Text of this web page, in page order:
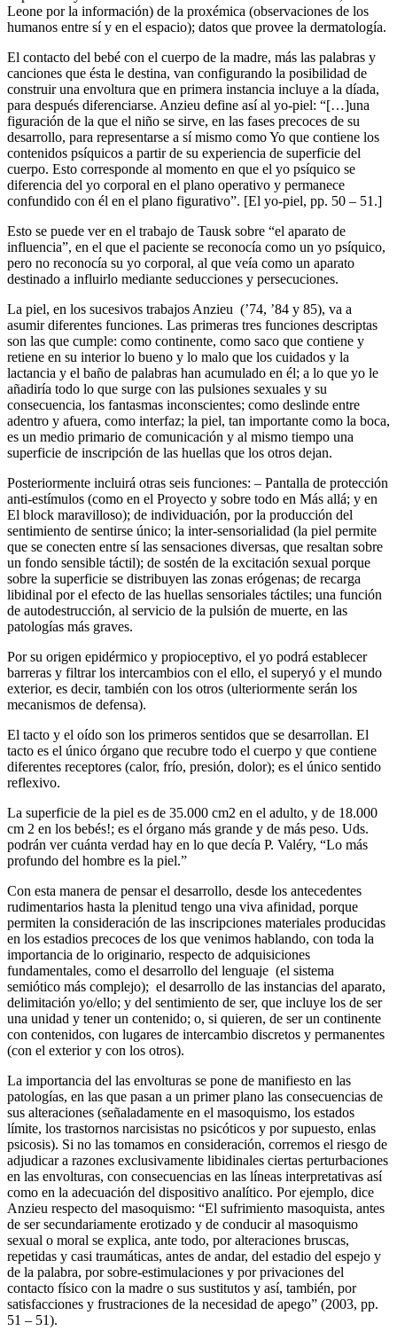
Leone por la información) de la proxémica (observaciones de los
humanos entre sí y en el espacio); datos que provee la dermatología.
El contacto del bebé con el cuerpo de la madre, más las palabras y
canciones que ésta le destina, van configurando la posibilidad de
construir una envoltura que en primera instancia incluye a la díada,
para después diferenciarse. Anzieu define así al yo-piel: “[…]una
figuración de la que el niño se sirve, en las fases precoces de su
desarrollo, para representarse a sí mismo como Yo que contiene los
contenidos psíquicos a partir de su experiencia de superficie del
cuerpo. Esto corresponde al momento en que el yo psíquico se
diferencia del yo corporal en el plano operativo y permanece
confundido con él en el plano figurativo”. [El yo-piel, pp. 50 – 51.]
Esto se puede ver en el trabajo de Tausk sobre “el aparato de
influencia”, en el que el paciente se reconocía como un yo psíquico,
pero no reconocía su yo corporal, al que veía como un aparato
destinado a influirlo mediante seducciones y persecuciones.
La piel, en los sucesivos trabajos Anzieu (’74, ’84 y 85), va a
asumir diferentes funciones. Las primeras tres funciones descriptas
son las que cumple: como continente, como saco que contiene y
retiene en su interior lo bueno y lo malo que los cuidados y la
lactancia y el baño de palabras han acumulado en él; a lo que yo le
añadiría todo lo que surge con las pulsiones sexuales y su
consecuencia, los fantasmas inconscientes; como deslinde entre
adentro y afuera, como interfaz; la piel, tan importante como la boca,
es un medio primario de comunicación y al mismo tiempo una
superficie de inscripción de las huellas que los otros dejan.
Posteriormente incluirá otras seis funciones: – Pantalla de protección
anti-estímulos (como en el Proyecto y sobre todo en Más allá; y en
El block maravilloso); de individuación, por la producción del
sentimiento de sentirse único; la inter-sensorialidad (la piel permite
que se conecten entre sí las sensaciones diversas, que resaltan sobre
un fondo sensible táctil); de sostén de la excitación sexual porque
sobre la superficie se distribuyen las zonas erógenas; de recarga
libidinal por el efecto de las huellas sensoriales táctiles; una función
de autodestrucción, al servicio de la pulsión de muerte, en las
patologías más graves.
Por su origen epidérmico y propioceptivo, el yo podrá establecer
barreras y filtrar los intercambios con el ello, el superyó y el mundo
exterior, es decir, también con los otros (ulteriormente serán los
mecanismos de defensa).
El tacto y el oído son los primeros sentidos que se desarrollan. El
tacto es el único órgano que recubre todo el cuerpo y que contiene
diferentes receptores (calor, frío, presión, dolor); es el único sentido
reflexivo.
La superficie de la piel es de 35.000 cm2 en el adulto, y de 18.000
cm 2 en los bebés!; es el órgano más grande y de más peso. Uds.
podrán ver cuánta verdad hay en lo que decía P. Valéry, “Lo más
profundo del hombre es la piel.”
Con esta manera de pensar el desarrollo, desde los antecedentes
rudimentarios hasta la plenitud tengo una viva afinidad, porque
permiten la consideración de las inscripciones materiales producidas
en los estadios precoces de los que venimos hablando, con toda la
importancia de lo originario, respecto de adquisiciones
fundamentales, como el desarrollo del lenguaje (el sistema
semiótico más complejo); el desarrollo de las instancias del aparato,
delimitación yo/ello; y del sentimiento de ser, que incluye los de ser
una unidad y tener un contenido; o, si quieren, de ser un continente
con contenidos, con lugares de intercambio discretos y permanentes
(con el exterior y con los otros).
La importancia del las envolturas se pone de manifiesto en las
patologías, en las que pasan a un primer plano las consecuencias de
sus alteraciones (señaladamente en el masoquismo, los estados
límite, los trastornos narcisistas no psicóticos y por supuesto, enlas
psicosis). Si no las tomamos en consideración, corremos el riesgo de
adjudicar a razones exclusivamente libidinales ciertas perturbaciones
en las envolturas, con consecuencias en las líneas interpretativas así
como en la adecuación del dispositivo analítico. Por ejemplo, dice
Anzieu respecto del masoquismo: “El sufrimiento masoquista, antes
de ser secundariamente erotizado y de conducir al masoquismo
sexual o moral se explica, ante todo, por alteraciones bruscas,
repetidas y casi traumáticas, antes de andar, del estadio del espejo y
de la palabra, por sobre-estimulaciones y por privaciones del
contacto físico con la madre o sus sustitutos y así, también, por
satisfacciones y frustraciones de la necesidad de apego” (2003, pp.
51 – 51).